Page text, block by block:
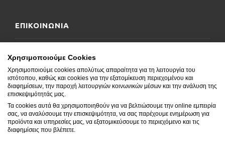
ΕΠΙΚΟΙΝΩΝΙΑ
Επικοινωνήστε μαζί μας
Δήλωση Προσβασιμότητας
Συχνές Ερωτήσεις
Blog
Χρησιμοποιούμε Cookies
Χρησιμοποιούμε cookies απολύτως απαραίτητα για τη λειτουργία του
ιστότοπου, καθώς και cookies για την εξατομίκευση περιεχομένου και
διαφημίσεων, την παροχή λειτουργιών κοινωνικών μέσων και την ανάλυση της
επισκεψιμότητάς μας.
Τα cookies αυτά θα χρησιμοποιηθούν για να βελτιώσουμε την online εμπειρία
σας, να αναλύσουμε την επισκεψιμότητα, να σας παρέχουμε ενημέρωση για
προϊόντα και υπηρεσίες μας, να εξατομικεύσουμε το περιεχόμενο και τις
διαφημίσεις που βλέπετε.